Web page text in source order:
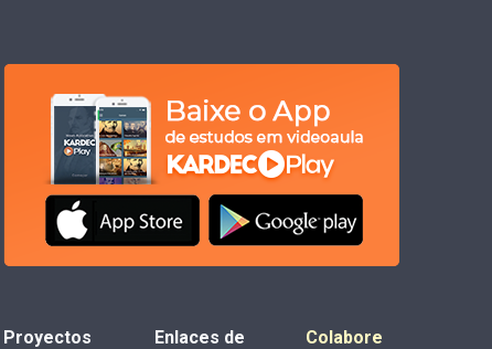
Proyectos
Enlaces de
Colabore